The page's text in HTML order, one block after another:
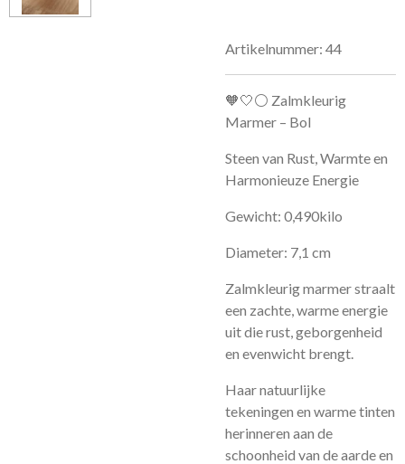
Artikelnummer: 44
🧡🤍⚪ Zalmkleurig
Marmer – Bol
Steen van Rust, Warmte en
Harmonieuze Energie
Gewicht: 0,490kilo
Diameter: 7,1 cm
Zalmkleurig marmer straalt
een zachte, warme energie
uit die rust, geborgenheid
en evenwicht brengt.
Haar natuurlijke
tekeningen en warme tinten
herinneren aan de
schoonheid van de aarde en